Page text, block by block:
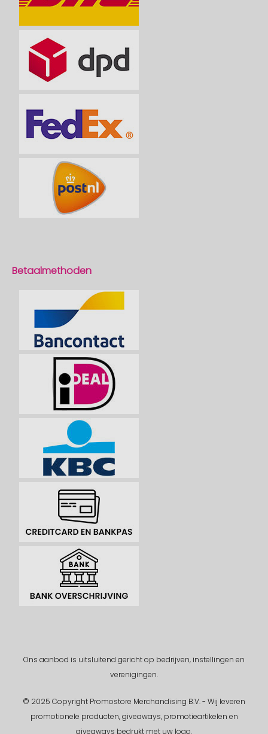
Betaalmethoden
Ons aanbod is uitsluitend gericht op bedrijven, instellingen en
verenigingen.
© 2025 Copyright Promostore Merchandising B.V. - Wij leveren
promotionele producten, giveaways, promotieartikelen en
giveaways bedrukt met uw logo.